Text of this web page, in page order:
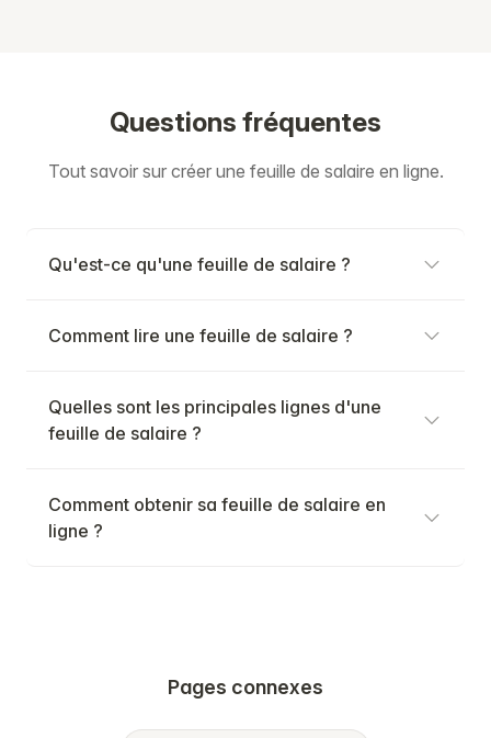
Questions fréquentes
Tout savoir sur créer une feuille de salaire en ligne.
Qu'est-ce qu'une feuille de salaire ?
Comment lire une feuille de salaire ?
Quelles sont les principales lignes d'une
feuille de salaire ?
Comment obtenir sa feuille de salaire en
ligne ?
Pages connexes